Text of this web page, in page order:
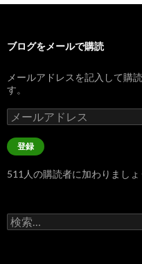
ブログをメールで購読
メールアドレスを記入して購
す。
メ
ー
ル
ア
レ
登録
511人の購読者に加わりましょ
検
索: